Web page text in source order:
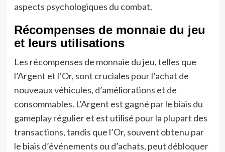
aspects psychologiques du combat.
Récompenses de monnaie du jeu
et leurs utilisations
Les récompenses de monnaie du jeu, telles que
l’Argent et l’Or, sont cruciales pour l’achat de
nouveaux véhicules, d’améliorations et de
consommables. L’Argent est gagné par le biais du
gameplay régulier et est utilisé pour la plupart des
transactions, tandis que l’Or, souvent obtenu par
le biais d’événements ou d’achats, peut débloquer